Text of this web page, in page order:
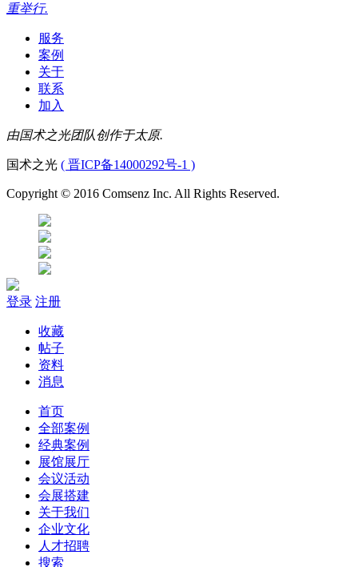
重举行.
服务
案例
关于
联系
加入
由国术之光团队创作于太原.
国术之光 ( 晋ICP备14000292号-1 )
Copyright © 2016 Comsenz Inc. All Rights Reserved.
登录 注册
收藏
帖子
资料
消息
首页
全部案例
经典案例
展馆展厅
会议活动
会展搭建
关于我们
企业文化
人才招聘
搜索